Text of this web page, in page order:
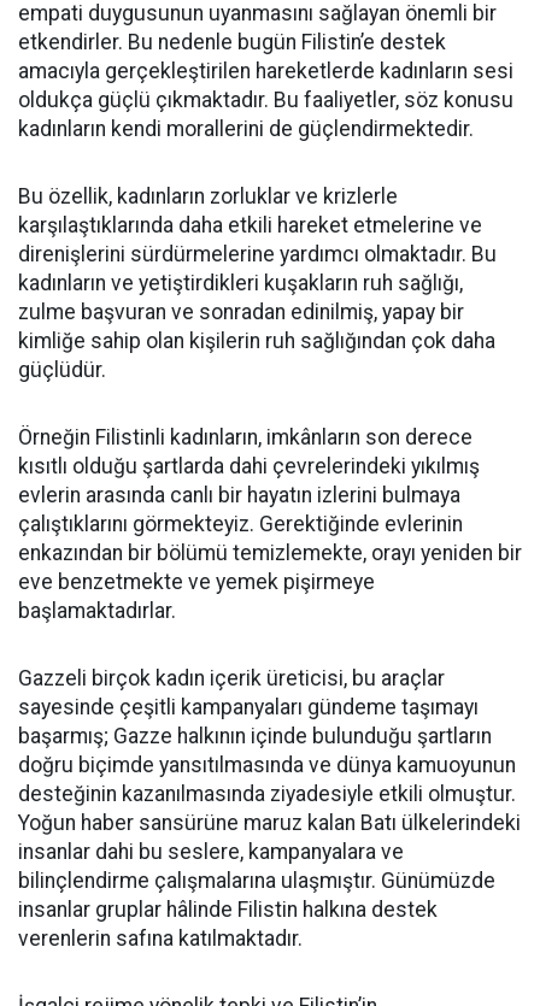
empati duygusunun uyanmasını sağlayan önemli bir
etkendirler. Bu nedenle bugün Filistin’e destek
amacıyla gerçekleştirilen hareketlerde kadınların sesi
oldukça güçlü çıkmaktadır. Bu faaliyetler, söz konusu
kadınların kendi morallerini de güçlendirmektedir.
Bu özellik, kadınların zorluklar ve krizlerle
karşılaştıklarında daha etkili hareket etmelerine ve
direnişlerini sürdürmelerine yardımcı olmaktadır. Bu
kadınların ve yetiştirdikleri kuşakların ruh sağlığı,
zulme başvuran ve sonradan edinilmiş, yapay bir
kimliğe sahip olan kişilerin ruh sağlığından çok daha
güçlüdür.
Örneğin Filistinli kadınların, imkânların son derece
kısıtlı olduğu şartlarda dahi çevrelerindeki yıkılmış
evlerin arasında canlı bir hayatın izlerini bulmaya
çalıştıklarını görmekteyiz. Gerektiğinde evlerinin
enkazından bir bölümü temizlemekte, orayı yeniden bir
eve benzetmekte ve yemek pişirmeye
başlamaktadırlar.
Gazzeli birçok kadın içerik üreticisi, bu araçlar
sayesinde çeşitli kampanyaları gündeme taşımayı
başarmış; Gazze halkının içinde bulunduğu şartların
doğru biçimde yansıtılmasında ve dünya kamuoyunun
desteğinin kazanılmasında ziyadesiyle etkili olmuştur.
Yoğun haber sansürüne maruz kalan Batı ülkelerindeki
insanlar dahi bu seslere, kampanyalara ve
bilinçlendirme çalışmalarına ulaşmıştır. Günümüzde
insanlar gruplar hâlinde Filistin halkına destek
verenlerin safına katılmaktadır.